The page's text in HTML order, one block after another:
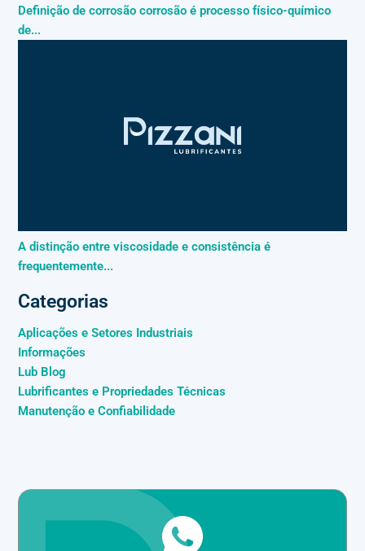
Definição de corrosão corrosão é processo físico-químico
de...
A distinção entre viscosidade e consistência é
frequentemente...
Categorias
Aplicações e Setores Industriais
Informações
Lub Blog
Lubrificantes e Propriedades Técnicas
Manutenção e Confiabilidade